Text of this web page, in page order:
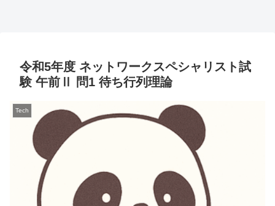
令和5年度 ネットワークスペシャリスト試
験 午前Ⅱ 問1 待ち行列理論
Tech